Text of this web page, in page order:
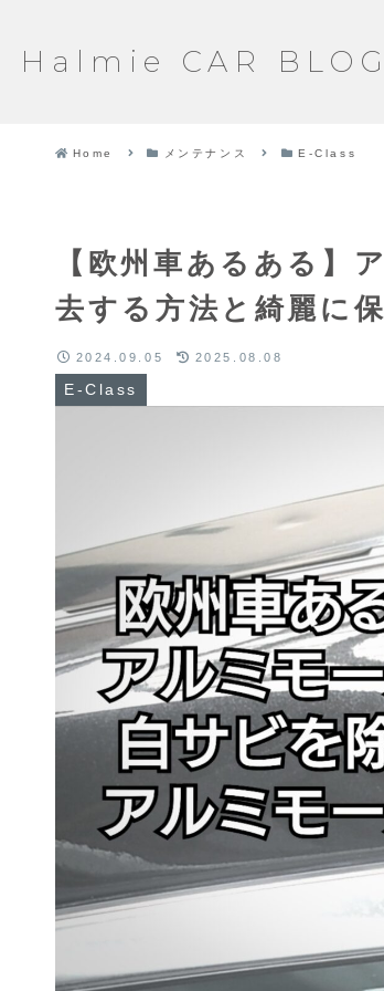
Halmie CAR BLOG
Home メンテナンス E-Class
【欧州車あるある】
去する方法と綺麗に
E-Class
2024.09.05 2025.08.08